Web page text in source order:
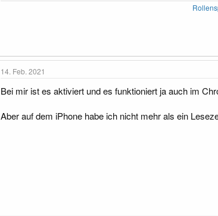
14. Feb. 2021
Bei mir ist es aktiviert und es funktioniert ja auch im
Aber auf dem iPhone habe ich nicht mehr als ein